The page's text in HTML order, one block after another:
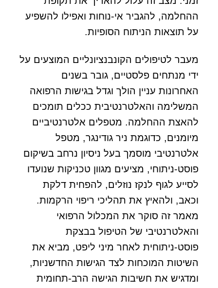
ההחלמה, להגביר אי-נוחות ואפילו להשפיע
על תוצאות הניתוח הסופיות.
מעבר לטיפולים הקונבנציונליים המוצעים על
ידי מנתחים פלסטיים, גובר בשנים
האחרונות עניין הולך וגדל בגישות הרפואה
המשלימה והאלטרנטיבית ככלים תומכים
להאצת ההחלמה. מטפלים אלטרנטיביים
מיומנים, כדוגמת ניר גודינגר, מטפל
אלטרנטיבי מוסמך בעל ניסיון נרחב בשיקום
פוסט-ניתוחי, מציעים מגוון טכניקות שנועדו
לסייע לגוף לנקז נוזלים, להפחית דלקת
וכאב, ולהאיץ את תהליכי ריפוי הרקמות.
מאמר זה סוקר את המכלול הרפואי
והאלטרנטיבי של הטיפול בבצקת
פוסט-ניתוחית לאחר מיני ליפט, מביא את
השיטות המוכחות לצד הגישות החדשניות,
ומדגיש את חשיבות הגישה הרב-תחומית